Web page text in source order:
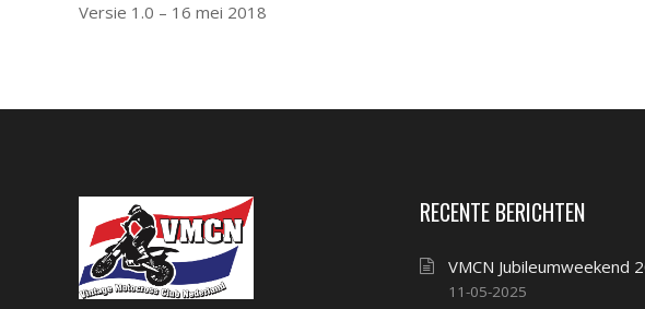
Versie 1.0 – 16 mei 2018
RECENTE BERICHTEN
VMCN Jubileumweekend
11-05-2025